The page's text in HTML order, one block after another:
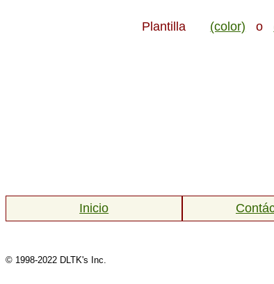
Plantilla (color) o
Inicio
© 1998-2022 DLTK's Inc.